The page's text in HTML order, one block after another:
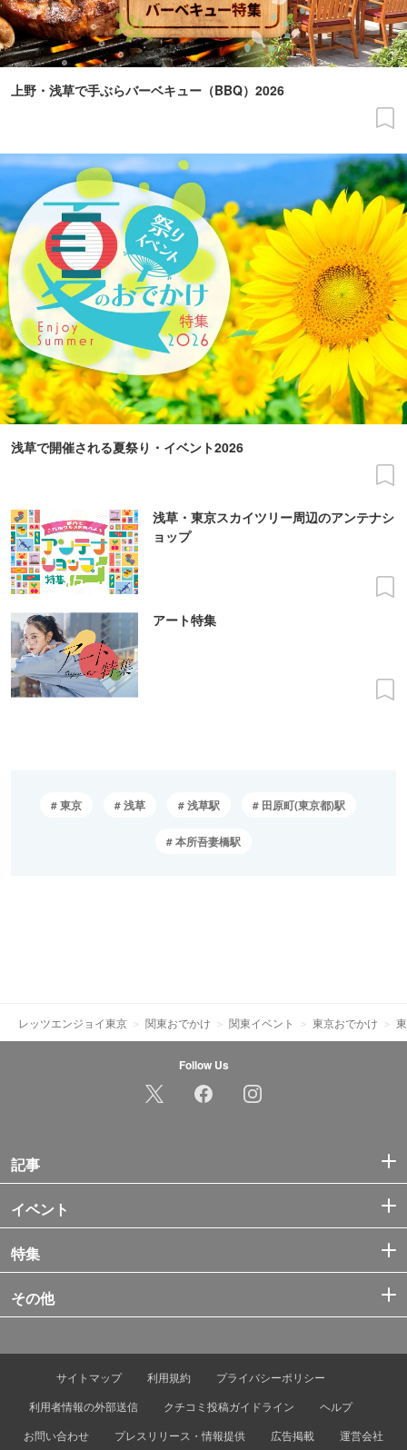
上野・浅草で手ぶらバーベキュー（BBQ）2026
浅草で開催される夏祭り・イベント2026
浅草・東京スカイツリー周辺のアンテナシ
ョップ
アート特集
東京 浅草 浅草駅 田原町(東京都)駅
本所吾妻橋駅
レッツエンジョイ東京 関東おでかけ 関東イベント 東京おでかけ
Follow Us
記事
イベント
特集
その他
サイトマップ 利用規約
プライバシーポリシー
利用者情報の外部送信
クチコミ投稿ガイドライン
ヘルプ
お問い合わせ
プレスリリース・情報提供 広告掲載 運営会社